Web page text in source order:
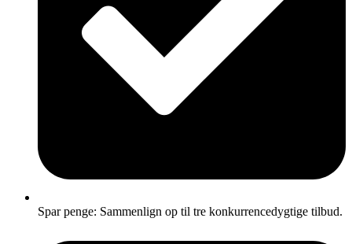
Spar penge: Sammenlign op til tre konkurrencedygtige tilbud.